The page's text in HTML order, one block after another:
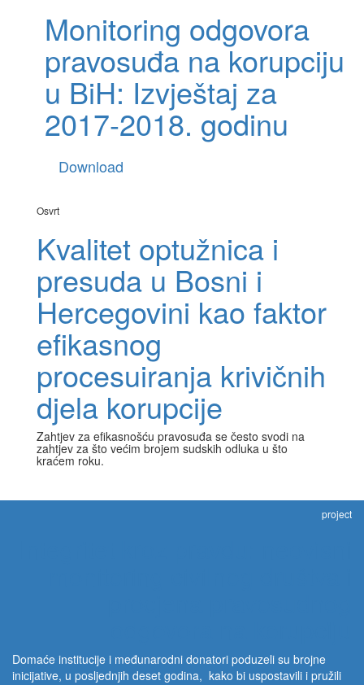
Monitoring odgovora
pravosuđa na korupciju
u BiH: Izvještaj za
2017-2018. godinu
Download
Osvrt
Kvalitet optužnica i
presuda u Bosni i
Hercegovini kao faktor
efikasnog
procesuiranja krivičnih
djela korupcije
Zahtjev za efikasnošću pravosuđa se često svodi na
zahtjev za što većim brojem sudskih odluka u što
kraćem roku.
project
Domaće institucije i međunarodni donatori poduzeli su brojne
inicijative, u posljednjih deset godina, kako bi uspostavili i pružili